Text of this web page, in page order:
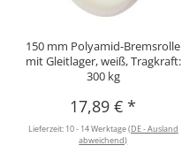
150 mm Polyamid-Bremsrolle
mit Gleitlager, weiß, Tragkraft:
300 kg
17,89 €*
Lieferzeit: 10 - 14 Werktage(DE - Ausland
abweichend)